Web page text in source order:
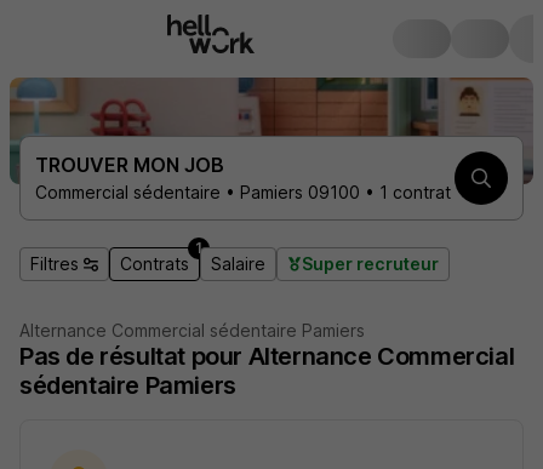
TROUVER MON JOB
Commercial sédentaire • Pamiers 09100 • 1 contrat
Filtres Contrats
1
Salaire Super recruteur
Alternance Commercial sédentaire Pamiers
Pas de résultat pour Alternance Commercial
sédentaire Pamiers